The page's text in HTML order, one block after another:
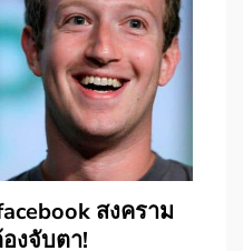
สงคราม
งจับตา!